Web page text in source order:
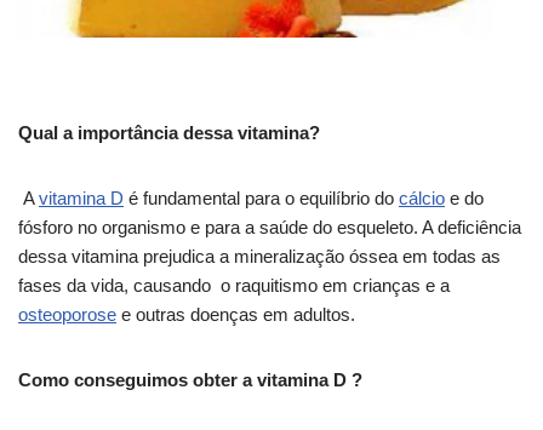
Qual a importância dessa vitamina?
Avitamina D é fundamental para o equilíbrio do cálcio e do
fósforo no organismo e para a saúde do esqueleto. A deficiência
dessa vitamina prejudica a mineralização óssea em todas as
fases da vida, causando o raquitismo em crianças e a
osteoporose e outras doenças em adultos.
Como conseguimos obter a vitamina D ?